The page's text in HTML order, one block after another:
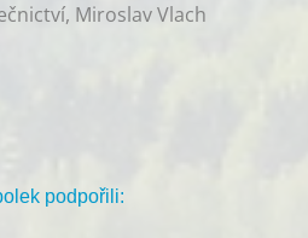
Miroslav Vlach
podpořili: